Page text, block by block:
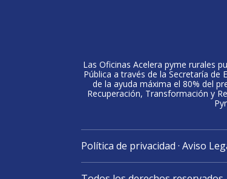
Las Oficinas Acelera pyme rurales
Pública a través de la Secretaría
de la ayuda máxima el 80% del
Recuperación, Transformación y
Política de privacidad ·Aviso